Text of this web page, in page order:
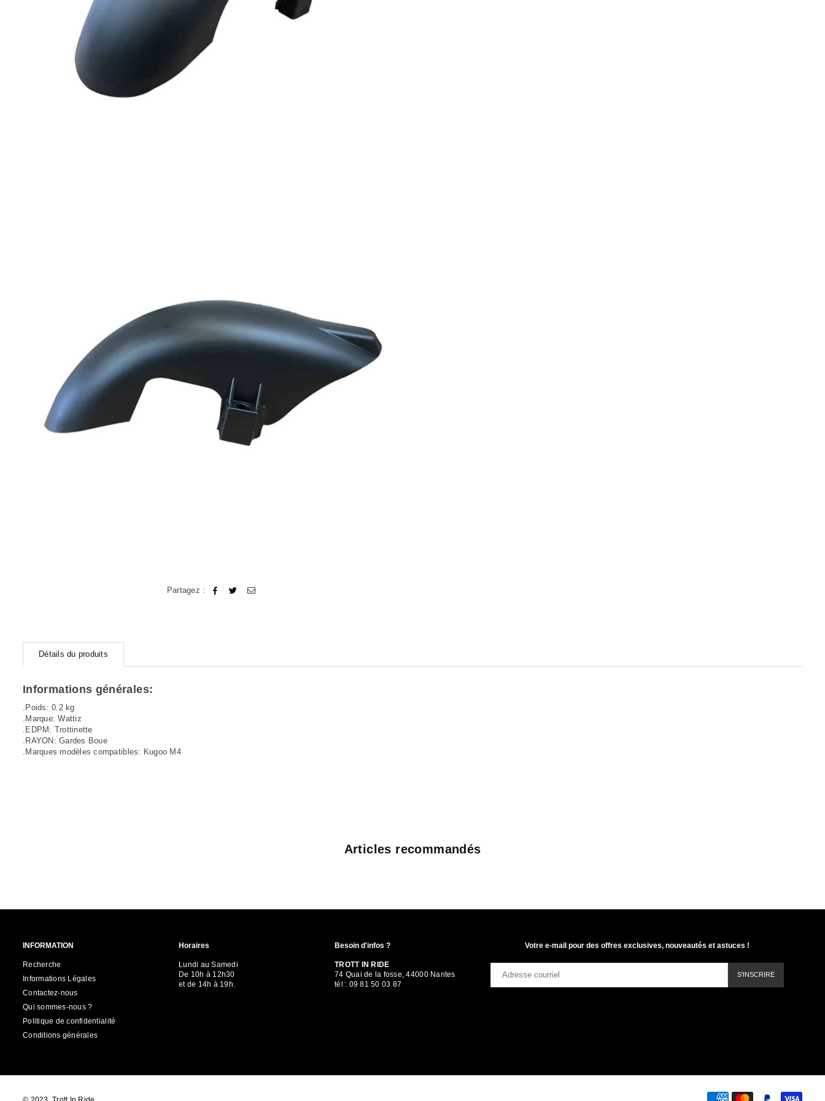
REJOIGNEZ LA RÉVOLUTION
ÉLECTRIQUE !
Inscrivez-vous dès maintenant à notre newsletter
Partagez :
Détails du produits
Informations générales:
.Poids: 0.2 kg
.Marque: Wattiz
.EDPM: Trottinette
.RAYON: Gardes Boue
.Marques modèles compatibles: Kugoo M4
Articles recommandés
INFORMATION
Recherche
Informations Légales
Contactez-nous
Qui sommes-nous ?
Politique de confidentialité
Conditions générales
Horaires
Lundi au Samedi
De 10h à 12h30
et de 14h à 19h.
Besoin d'infos ?
TROTT IN RIDE
74 Quai de la fosse, 44000 Nantes
tél : 09 81 50 03 87
Votre e-mail pour des offres exclusives, nouveautés et astuces !
S'INSCRIRE